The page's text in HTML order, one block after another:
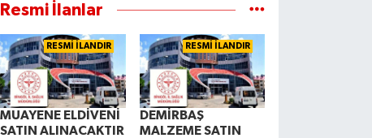
Resmi İlanlar
RESMİ İLANDIR
MUAYENE ELDİVENİ
SATIN ALINACAKTIR
RESMİ İLANDIR
DEMİRBAŞ
MALZEME SATIN